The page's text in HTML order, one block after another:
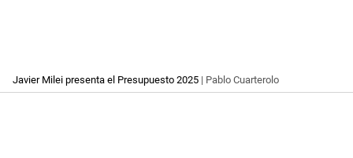
Javier Milei presenta el Presupuesto 2025 | Pablo Cuarterolo